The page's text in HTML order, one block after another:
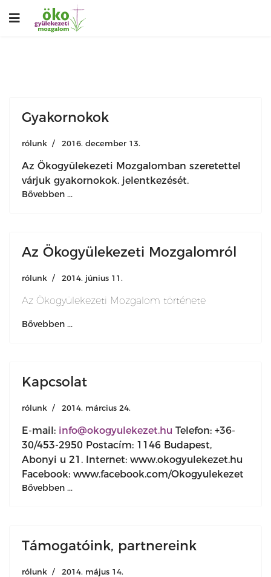
Gyakornokok
rólunk 2016. december 13.
Az Ökogyülekezeti Mozgalomban szeretettel
várjuk gyakornokok. jelentkezését.
Bővebben ...
Az Ökogyülekezeti Mozgalomról
rólunk 2014. június 11.
Az Ökogyülekezeti Mozgalom története
Bővebben ...
Kapcsolat
rólunk 2014. március 24.
E-mail: info@okogyulekezet.hu Telefon: +36-
30/453-2950 Postacím: 1146 Budapest,
Abonyi u 21. Internet: www.okogyulekezet.hu
Facebook: www.facebook.com/Okogyulekezet
Bővebben ...
Támogatóink, partnereink
rólunk 2014. május 14.